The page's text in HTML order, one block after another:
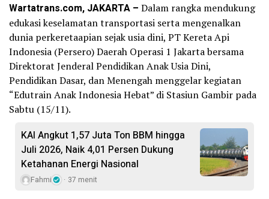
Wartatrans.com, JAKARTA – Dalam rangka mendukung
edukasi keselamatan transportasi serta mengenalkan
dunia perkeretaapian sejak usia dini, PT Kereta Api
Indonesia (Persero) Daerah Operasi 1 Jakarta bersama
Direktorat Jenderal Pendidikan Anak Usia Dini,
Pendidikan Dasar, dan Menengah menggelar kegiatan
“Edutrain Anak Indonesia Hebat” di Stasiun Gambir pada
Sabtu (15/11).
KAI Angkut 1,57 Juta Ton BBM hingga
Juli 2026, Naik 4,01 Persen Dukung
Ketahanan Energi Nasional
Fahmi 37 menit